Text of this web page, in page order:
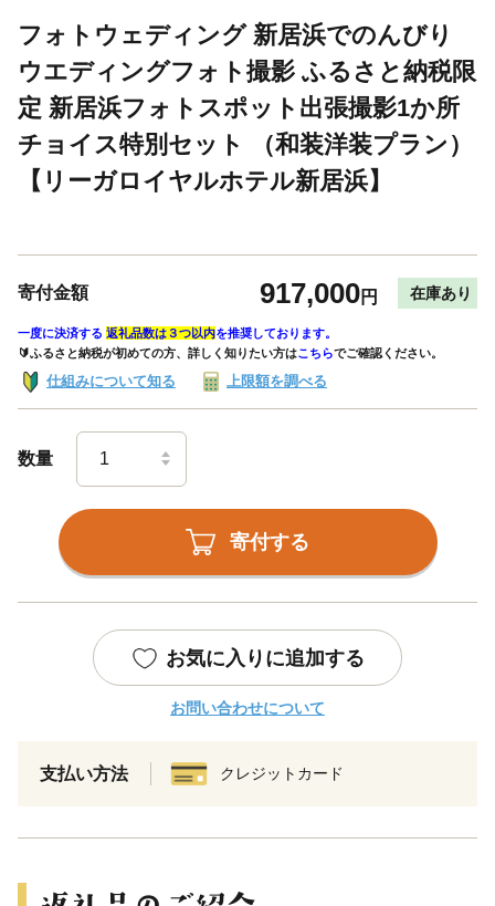
フォトウェディング 新居浜でのんびり
ウエディングフォト撮影 ふるさと納税限
定 新居浜フォトスポット出張撮影1か所
チョイス特別セット （和装洋装プラン）
【リーガロイヤルホテル新居浜】
寄付金額 917,000円 在庫あり
一度に決済する 返礼品数は３つ以内を推奨しております。
🔰ふるさと納税が初めての方、詳しく知りたい方はこちらでご確認ください。
仕組みについて知る 上限額を調べる
数量
寄付する
お気に入りに追加する
お問い合わせについて
支払い方法 クレジットカード